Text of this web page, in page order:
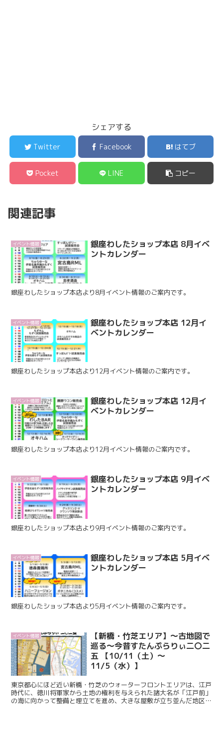
シェアする
Twitter Facebook はてブ
Pocket LINE コピー
関連記事
イベント情報
銀座わしたショップ本店 8月イベ
ントカレンダー
銀座わしたショップ本店より8月イベント情報のご案内です。
イベント情報
銀座わしたショップ本店 12月イ
ベントカレンダー
銀座わしたショップ本店より12月イベント情報のご案内です。
イベント情報
銀座わしたショップ本店 12月イ
ベントカレンダー
銀座わしたショップ本店より12月イベント情報のご案内です。
イベント情報
銀座わしたショップ本店 9月イベ
ントカレンダー
銀座わしたショップ本店より9月イベント情報のご案内です。
イベント情報
銀座わしたショップ本店 5月イベ
ントカレンダー
銀座わしたショップ本店より5月イベント情報のご案内です。
イベント情報
【新橋・竹芝エリア】～古地図で
巡る～今昔すたんぷらりぃ二〇二
五 【10/11（土）～
11/5（水）】
東京都心にほど近い新橋・竹芝のウォーターフロントエリアは、江戸
時代に、徳川将軍家から土地の権利を与えられた諸大名が「江戸前」
の海に向かって整備と埋立てを進め、大きな屋敷が立ち並んだ地区で